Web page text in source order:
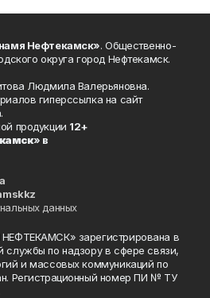
Нефтекамск». Общественно-
округа город Нефтекамск.
Людмила Валерьяновна.
гиперссылка на сайт
продукции 12+
» в
данных
зарегистрирована в
службы по надзору в сфере связи,
и массовых коммуникаций по
Регистрационный номер ПИ № ТУ